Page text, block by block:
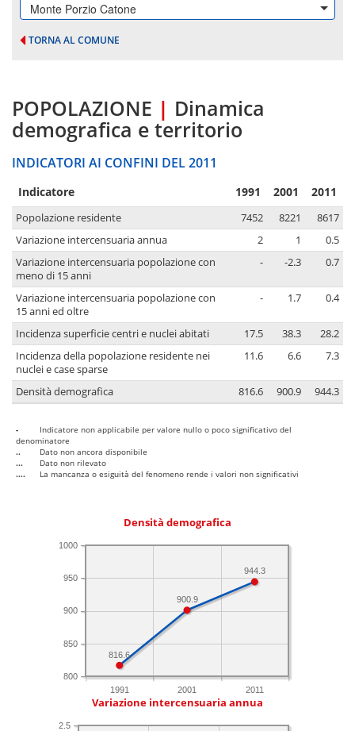
Monte Porzio Catone
TORNA AL COMUNE
POPOLAZIONE | Dinamica
demografica e territorio
INDICATORI AI CONFINI DEL 2011
Indicatore 1991 2001 2011
Popolazione residente 7452 8221
8617
Variazione intercensuaria annua
2 1
0.5
Variazione intercensuaria popolazione con
meno di 15 anni
- -2.3 0.7
Variazione intercensuaria popolazione con
15 anni ed oltre
- 1.7 0.4
Incidenza superficie centri e nuclei abitati 17.5 38.3
28.2
Incidenza della popolazione residente nei
nuclei e case sparse
11.6 6.6 7.3
Densità demografica 816.6 900.9 944.3
-
Indicatore non applicabile per valore nullo o poco significativo del
denominatore
..
Dato non ancora disponibile
...
Dato non rilevato
....
La mancanza o esiguità del fenomeno rende i valori non significativi
Densità demografica
1991 2001 2011
800
850
900
950
1000
944.3
900.9
816.6
Variazione intercensuaria annua
2.5